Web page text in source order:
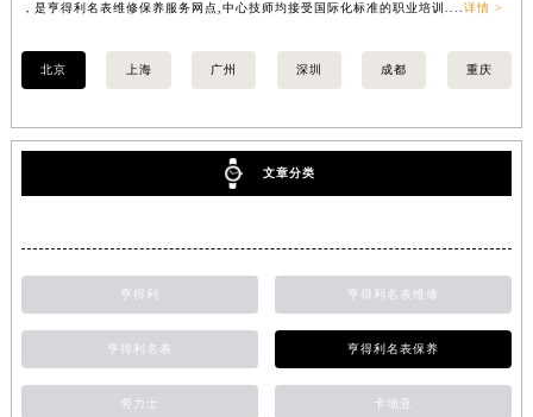
，是亨得利名表维修保养服务网点,中心技师均接受国际化标准的职业培训.... 详情 >
北京 上海 广州 深圳 成都 重庆
文章分类
亨得利 亨得利名表维修
亨得利名表 亨得利名表保养
劳力士 卡地亚